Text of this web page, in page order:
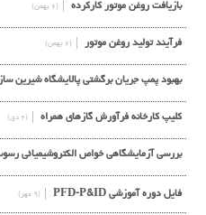
بازیافت روغن موتور کارکرده (۶ بهمن)
فرآیند تولید روغن موتور (۶ بهمن)
بهبود پمپ جریان برگشتی پالایشگاه شیرین
کلیپ کارخانه فرآورش گازهای همراه (۲ دی)
بررسي آزمايشگاهي خواص الکتروشيميائي
فایل دوره آموزشی PFD-P&ID (۹ مهر)